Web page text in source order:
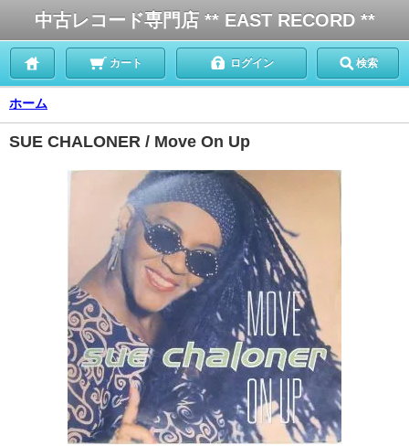
中古レコード専門店 ** EAST RECORD **
カート ログイン 検索
ホーム
SUE CHALONER / Move On Up